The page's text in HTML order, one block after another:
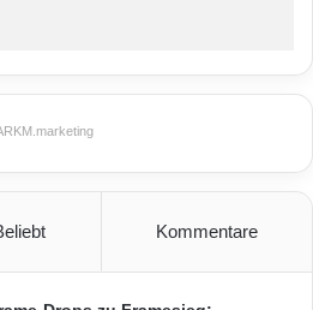
Kommentare